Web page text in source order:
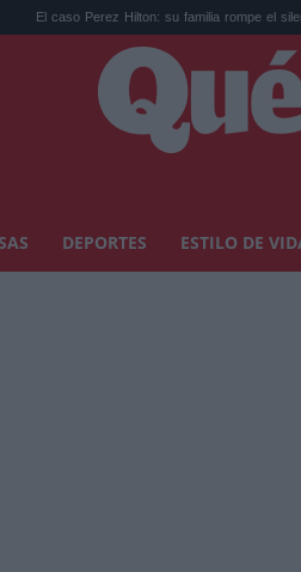
Hilton: su familia rompe el silencio...
DEPORTES ESTILO DE